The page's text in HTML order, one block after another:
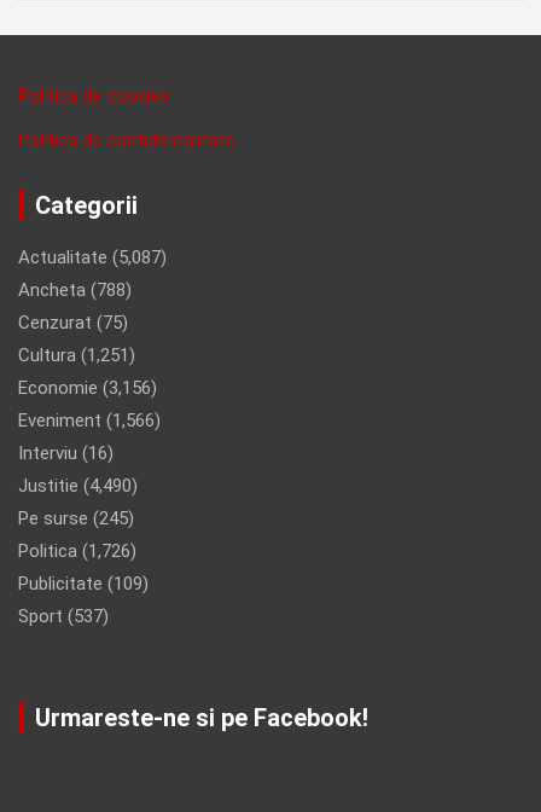
Politica de cookies
Politica de confidentalitate
Categorii
Actualitate (5,087)
Ancheta (788)
Cenzurat (75)
Cultura (1,251)
Economie (3,156)
Eveniment (1,566)
Interviu (16)
Justitie (4,490)
Pe surse (245)
Politica (1,726)
Publicitate (109)
Sport (537)
Urmareste-ne si pe Facebook!